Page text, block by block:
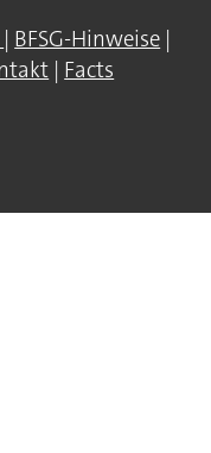
| BFSG-Hinweise |
| Facts